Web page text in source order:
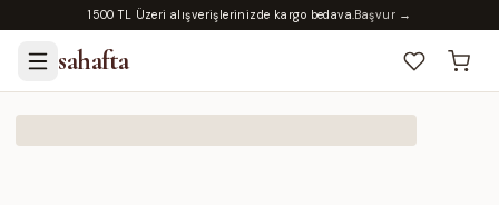
1500 TL Üzeri alışverişlerinizde kargo bedava.Başvur →
sahafta